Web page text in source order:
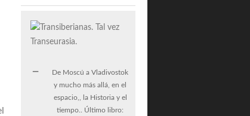
De Moscú a Vladivostok
y mucho más allá, en el
espacio,, la Historia y el
tiempo.. Último libro: